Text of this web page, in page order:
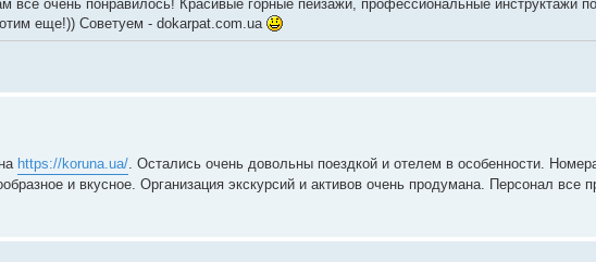
все очень понравилось! Красивые горные пейзажи, профессиональные инструктажи
еще!)) Советуем - dokarpat.com.ua
https://koruna.ua/ . Остались очень довольны поездкой и отелем в особенности.
и вкусное. Организация экскурсий и активов очень продумана. Персонал все